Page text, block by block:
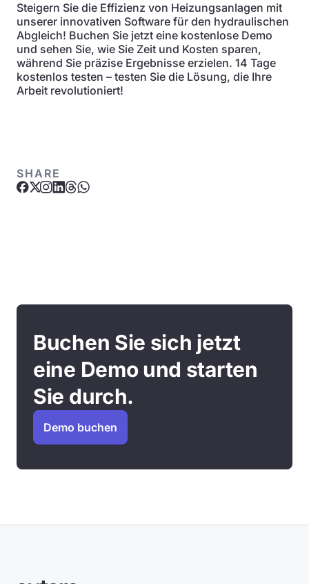
Steigern Sie die Effizienz von Heizungsanlagen mit
unserer innovativen Software für den hydraulischen
Abgleich! Buchen Sie jetzt eine kostenlose Demo
und sehen Sie, wie Sie Zeit und Kosten sparen,
während Sie präzise Ergebnisse erzielen. 14 Tage
kostenlos testen – testen Sie die Lösung, die Ihre
Arbeit revolutioniert!
SHARE
Buchen Sie sich jetzt
eine Demo und starten
Sie durch.
Demo buchen